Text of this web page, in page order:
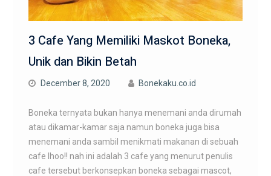
3 Cafe Yang Memiliki Maskot Boneka,
Unik dan Bikin Betah
December 8, 2020 Bonekaku.co.id
Boneka ternyata bukan hanya menemani anda dirumah
atau dikamar-kamar saja namun boneka juga bisa
menemani anda sambil menikmati makanan di sebuah
cafe lhoo!! nah ini adalah 3 cafe yang menurut penulis
cafe tersebut berkonsepkan boneka sebagai mascot,